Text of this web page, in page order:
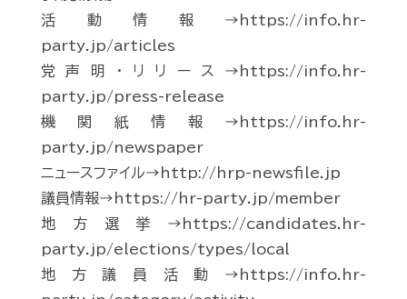
活動情報→https://info.hr-
party.jp/articles
党声明・リリース→https://info.hr-
party.jp/press-release
機関紙情報→https://info.hr-
party.jp/newspaper
ニュースファイル→http://hrp-newsfile.jp
議員情報→https://hr-party.jp/member
地方選挙→https://candidates.hr-
party.jp/elections/types/local
地方議員活動→https://info.hr-